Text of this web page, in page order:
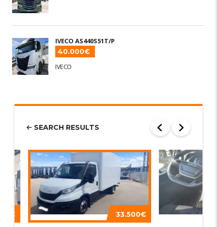
IVECO AS440S51T/P
40.000€
IVECO
SEARCH RESULTS
33.500€